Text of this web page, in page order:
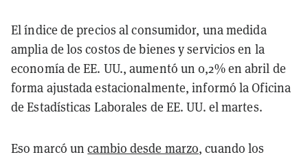
El índice de precios al consumidor, una medida
amplia de los costos de bienes y servicios en la
economía de EE. UU., aumentó un 0,2% en abril de
forma ajustada estacionalmente, informó la Oficina
de Estadísticas Laborales de EE. UU. el martes.
Eso marcó uncambio desde marzo, cuando los